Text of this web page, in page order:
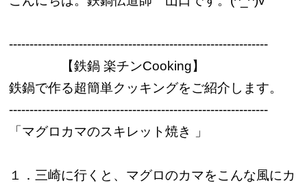
---------------------------------------------------------------
【鉄鍋 楽チンCooking】
鉄鍋で作る超簡単クッキングをご紹介します。
---------------------------------------------------------------
「マグロカマのスキレット焼き 」
１．三崎に行くと、マグロのカマをこんな風にカ